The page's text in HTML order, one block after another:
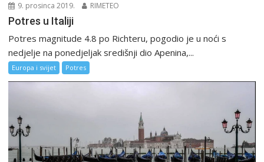
9. prosinca 2019. RIMETEO
Potres u Italiji
Potres magnitude 4.8 po Richteru, pogodio je u noći s
nedjelje na ponedjeljak središnji dio Apenina,...
Europa i svijet Potres